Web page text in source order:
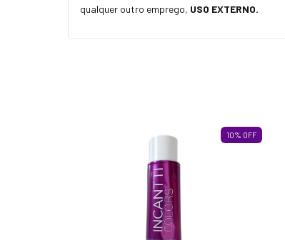
qualquer outro emprego, USO EXTERNO.
10% OFF